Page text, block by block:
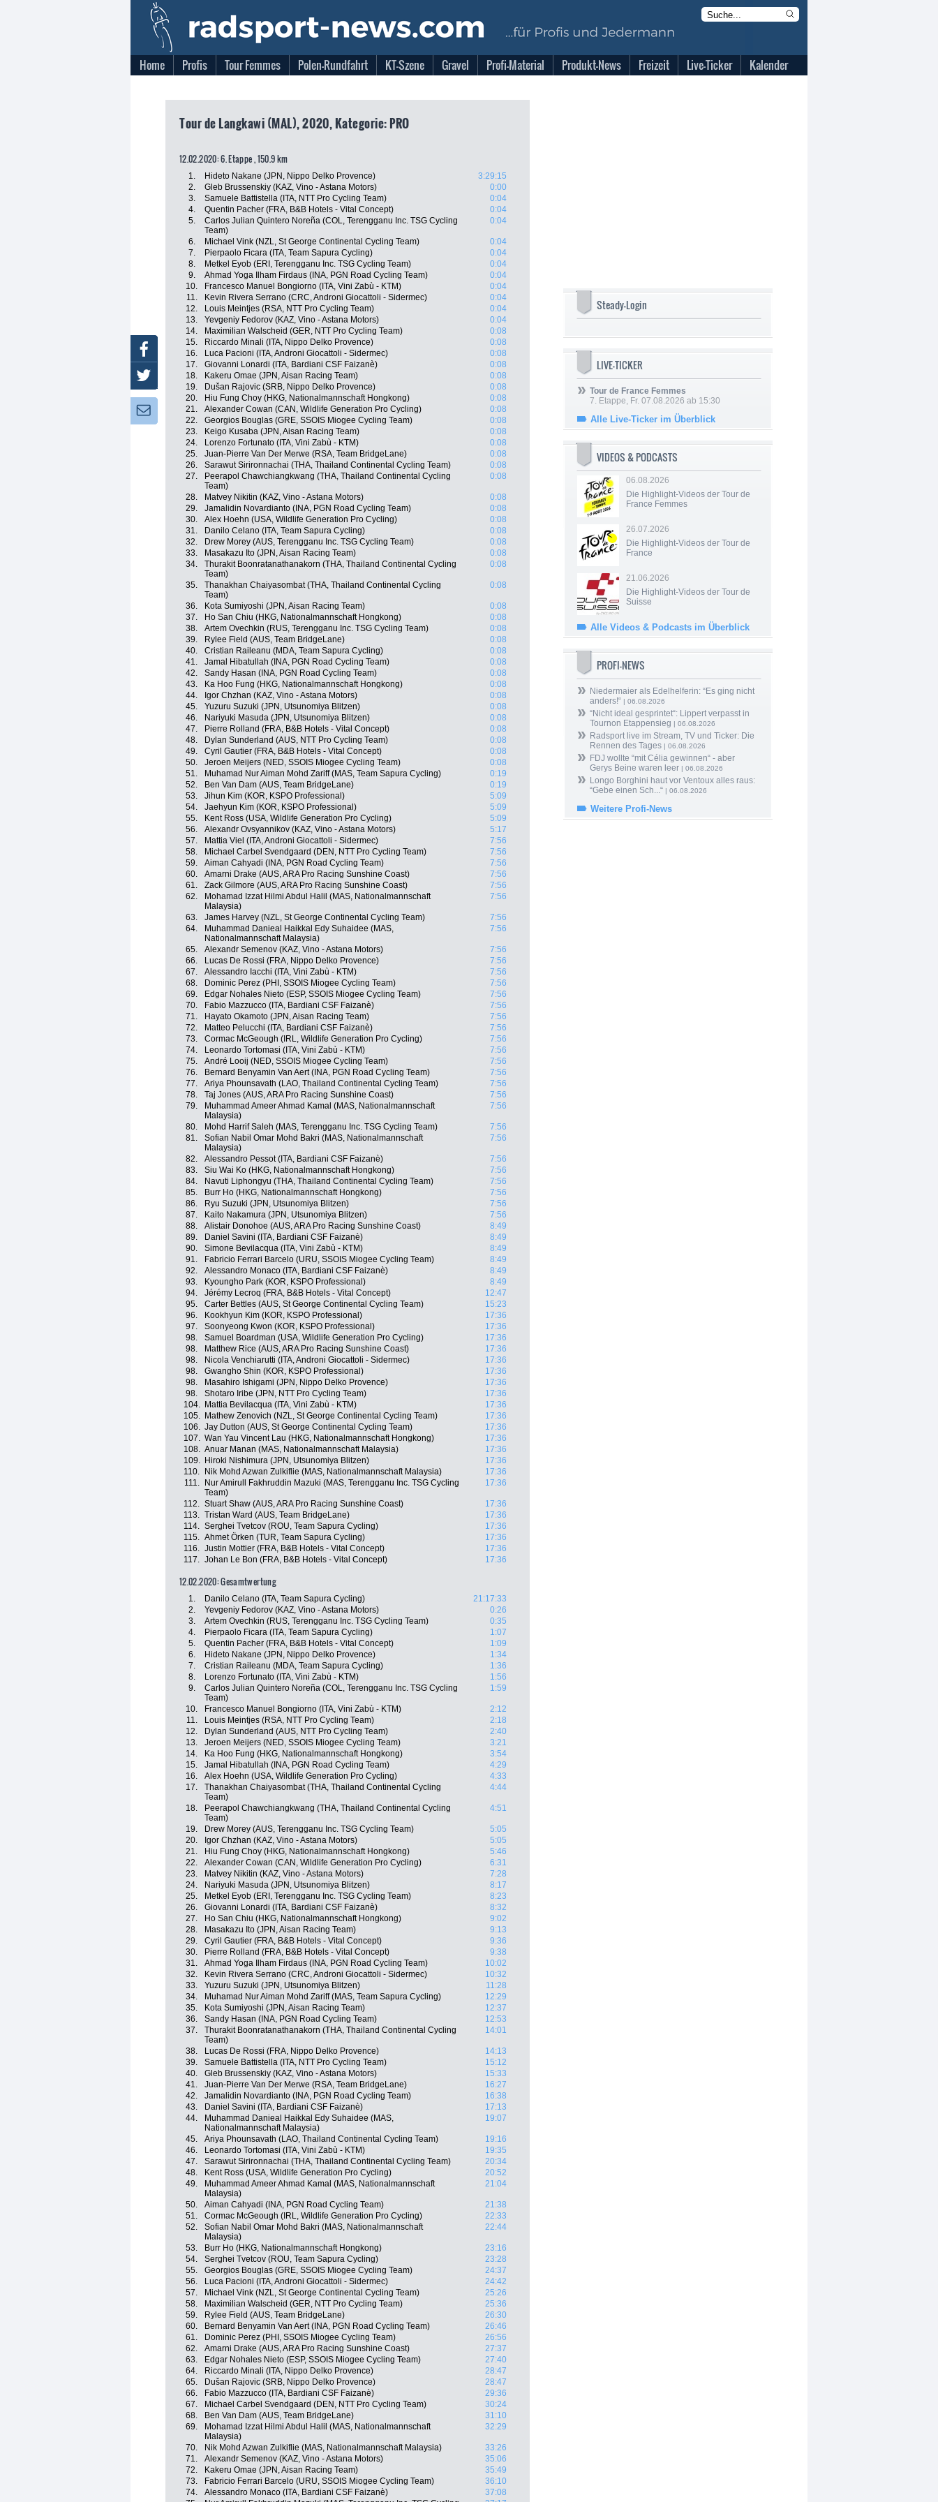
Home Profis Tour Femmes Polen-Rundfahrt KT-Szene Gravel Profi-Material Produkt-News Freizeit Live-Ticker Kalender
Tour de Langkawi (MAL), 2020, Kategorie: PRO
12.02.2020: 6. Etappe , 150.9 km
1. Hideto Nakane (JPN, Nippo Delko Provence)
3:29:15
2.
Gleb Brussenskiy (KAZ, Vino - Astana Motors)
0:00
3.
Samuele Battistella (ITA, NTT Pro Cycling Team)
0:04
4.
Quentin Pacher (FRA, B&B Hotels - Vital Concept)
0:04
5.
Carlos Julian Quintero Noreña (COL, Terengganu Inc. TSG Cycling
Team)
0:04
6. Michael Vink (NZL, St George Continental Cycling Team)
0:04
7.
Pierpaolo Ficara (ITA, Team Sapura Cycling)
0:04
8.
Metkel Eyob (ERI, Terengganu Inc. TSG Cycling Team)
0:04
9.
Ahmad Yoga Ilham Firdaus (INA, PGN Road Cycling Team)
0:04
10.
Francesco Manuel Bongiorno (ITA, Vini Zabù - KTM)
0:04
11.
Kevin Rivera Serrano (CRC, Androni Giocattoli - Sidermec)
0:04
12.
Louis Meintjes (RSA, NTT Pro Cycling Team)
0:04
13.
Yevgeniy Fedorov (KAZ, Vino - Astana Motors)
0:04
14.
Maximilian Walscheid (GER, NTT Pro Cycling Team)
0:08
15.
Riccardo Minali (ITA, Nippo Delko Provence)
0:08
16.
Luca Pacioni (ITA, Androni Giocattoli - Sidermec)
0:08
17.
Giovanni Lonardi (ITA, Bardiani CSF Faizanè)
0:08
18.
Kakeru Omae (JPN, Aisan Racing Team)
0:08
19.
Dušan Rajovic (SRB, Nippo Delko Provence)
0:08
20.
Hiu Fung Choy (HKG, Nationalmannschaft Hongkong)
0:08
21.
Alexander Cowan (CAN, Wildlife Generation Pro Cycling)
0:08
22.
Georgios Bouglas (GRE, SSOIS Miogee Cycling Team)
0:08
23.
Keigo Kusaba (JPN, Aisan Racing Team)
0:08
24.
Lorenzo Fortunato (ITA, Vini Zabù - KTM)
0:08
25.
Juan-Pierre Van Der Merwe (RSA, Team BridgeLane)
0:08
26.
Sarawut Sirironnachai (THA, Thailand Continental Cycling Team)
0:08
27.
Peerapol Chawchiangkwang (THA, Thailand Continental Cycling
Team)
0:08
28. Matvey Nikitin (KAZ, Vino - Astana Motors)
0:08
29.
Jamalidin Novardianto (INA, PGN Road Cycling Team)
0:08
30.
Alex Hoehn (USA, Wildlife Generation Pro Cycling)
0:08
31.
Danilo Celano (ITA, Team Sapura Cycling)
0:08
32.
Drew Morey (AUS, Terengganu Inc. TSG Cycling Team)
0:08
33.
Masakazu Ito (JPN, Aisan Racing Team)
0:08
34.
Thurakit Boonratanathanakorn (THA, Thailand Continental Cycling
Team)
0:08
35.
Thanakhan Chaiyasombat (THA, Thailand Continental Cycling
Team)
0:08
36. Kota Sumiyoshi (JPN, Aisan Racing Team)
0:08
37.
Ho San Chiu (HKG, Nationalmannschaft Hongkong)
0:08
38.
Artem Ovechkin (RUS, Terengganu Inc. TSG Cycling Team)
0:08
39.
Rylee Field (AUS, Team BridgeLane)
0:08
40.
Cristian Raileanu (MDA, Team Sapura Cycling)
0:08
41.
Jamal Hibatullah (INA, PGN Road Cycling Team)
0:08
42.
Sandy Hasan (INA, PGN Road Cycling Team)
0:08
43.
Ka Hoo Fung (HKG, Nationalmannschaft Hongkong)
0:08
44.
Igor Chzhan (KAZ, Vino - Astana Motors)
0:08
45.
Yuzuru Suzuki (JPN, Utsunomiya Blitzen)
0:08
46.
Nariyuki Masuda (JPN, Utsunomiya Blitzen)
0:08
47.
Pierre Rolland (FRA, B&B Hotels - Vital Concept)
0:08
48.
Dylan Sunderland (AUS, NTT Pro Cycling Team)
0:08
49.
Cyril Gautier (FRA, B&B Hotels - Vital Concept)
0:08
50.
Jeroen Meijers (NED, SSOIS Miogee Cycling Team)
0:08
51.
Muhamad Nur Aiman Mohd Zariff (MAS, Team Sapura Cycling)
0:19
52.
Ben Van Dam (AUS, Team BridgeLane)
0:19
53.
Jihun Kim (KOR, KSPO Professional)
5:09
54.
Jaehyun Kim (KOR, KSPO Professional)
5:09
55.
Kent Ross (USA, Wildlife Generation Pro Cycling)
5:09
56.
Alexandr Ovsyannikov (KAZ, Vino - Astana Motors)
5:17
57.
Mattia Viel (ITA, Androni Giocattoli - Sidermec)
7:56
58.
Michael Carbel Svendgaard (DEN, NTT Pro Cycling Team)
7:56
59.
Aiman Cahyadi (INA, PGN Road Cycling Team)
7:56
60.
Amarni Drake (AUS, ARA Pro Racing Sunshine Coast)
7:56
61.
Zack Gilmore (AUS, ARA Pro Racing Sunshine Coast)
7:56
62.
Mohamad Izzat Hilmi Abdul Halil (MAS, Nationalmannschaft
Malaysia)
7:56
63. James Harvey (NZL, St George Continental Cycling Team)
7:56
64.
Muhammad Danieal Haikkal Edy Suhaidee (MAS,
Nationalmannschaft Malaysia)
7:56
65. Alexandr Semenov (KAZ, Vino - Astana Motors)
7:56
66.
Lucas De Rossi (FRA, Nippo Delko Provence)
7:56
67.
Alessandro Iacchi (ITA, Vini Zabù - KTM)
7:56
68.
Dominic Perez (PHI, SSOIS Miogee Cycling Team)
7:56
69.
Edgar Nohales Nieto (ESP, SSOIS Miogee Cycling Team)
7:56
70.
Fabio Mazzucco (ITA, Bardiani CSF Faizanè)
7:56
71.
Hayato Okamoto (JPN, Aisan Racing Team)
7:56
72.
Matteo Pelucchi (ITA, Bardiani CSF Faizanè)
7:56
73.
Cormac McGeough (IRL, Wildlife Generation Pro Cycling)
7:56
74.
Leonardo Tortomasi (ITA, Vini Zabù - KTM)
7:56
75.
André Looij (NED, SSOIS Miogee Cycling Team)
7:56
76.
Bernard Benyamin Van Aert (INA, PGN Road Cycling Team)
7:56
77.
Ariya Phounsavath (LAO, Thailand Continental Cycling Team)
7:56
78.
Taj Jones (AUS, ARA Pro Racing Sunshine Coast)
7:56
79.
Muhammad Ameer Ahmad Kamal (MAS, Nationalmannschaft
Malaysia)
7:56
80. Mohd Harrif Saleh (MAS, Terengganu Inc. TSG Cycling Team)
7:56
81.
Sofian Nabil Omar Mohd Bakri (MAS, Nationalmannschaft
Malaysia)
7:56
82. Alessandro Pessot (ITA, Bardiani CSF Faizanè)
7:56
83.
Siu Wai Ko (HKG, Nationalmannschaft Hongkong)
7:56
84.
Navuti Liphongyu (THA, Thailand Continental Cycling Team)
7:56
85.
Burr Ho (HKG, Nationalmannschaft Hongkong)
7:56
86.
Ryu Suzuki (JPN, Utsunomiya Blitzen)
7:56
87.
Kaito Nakamura (JPN, Utsunomiya Blitzen)
7:56
88.
Alistair Donohoe (AUS, ARA Pro Racing Sunshine Coast)
8:49
89.
Daniel Savini (ITA, Bardiani CSF Faizanè)
8:49
90.
Simone Bevilacqua (ITA, Vini Zabù - KTM)
8:49
91.
Fabricio Ferrari Barcelo (URU, SSOIS Miogee Cycling Team)
8:49
92.
Alessandro Monaco (ITA, Bardiani CSF Faizanè)
8:49
93.
Kyoungho Park (KOR, KSPO Professional)
8:49
94.
Jérémy Lecroq (FRA, B&B Hotels - Vital Concept)
12:47
95.
Carter Bettles (AUS, St George Continental Cycling Team)
15:23
96.
Kookhyun Kim (KOR, KSPO Professional)
17:36
97.
Soonyeong Kwon (KOR, KSPO Professional)
17:36
98.
Samuel Boardman (USA, Wildlife Generation Pro Cycling)
17:36
98.
Matthew Rice (AUS, ARA Pro Racing Sunshine Coast)
17:36
98.
Nicola Venchiarutti (ITA, Androni Giocattoli - Sidermec)
17:36
98.
Gwangho Shin (KOR, KSPO Professional)
17:36
98.
Masahiro Ishigami (JPN, Nippo Delko Provence)
17:36
98.
Shotaro Iribe (JPN, NTT Pro Cycling Team)
17:36
104.
Mattia Bevilacqua (ITA, Vini Zabù - KTM)
17:36
105.
Mathew Zenovich (NZL, St George Continental Cycling Team)
17:36
106. Jay Dutton (AUS, St George Continental Cycling Team)
17:36
107. Wan Yau Vincent Lau (HKG, Nationalmannschaft Hongkong)
17:36
108. Anuar Manan (MAS, Nationalmannschaft Malaysia)
17:36
109.
Hiroki Nishimura (JPN, Utsunomiya Blitzen)
17:36
110.
Nik Mohd Azwan Zulkiflie (MAS, Nationalmannschaft Malaysia)
17:36
111.
Nur Amirull Fakhruddin Mazuki (MAS, Terengganu Inc. TSG Cycling
Team)
17:36
112. Stuart Shaw (AUS, ARA Pro Racing Sunshine Coast)
17:36
113. Tristan Ward (AUS, Team BridgeLane)
17:36
114. Serghei Tvetcov (ROU, Team Sapura Cycling)
17:36
115. Ahmet Örken (TUR, Team Sapura Cycling)
17:36
116. Justin Mottier (FRA, B&B Hotels - Vital Concept)
17:36
117. Johan Le Bon (FRA, B&B Hotels - Vital Concept) 17:36
12.02.2020: Gesamtwertung
1. Danilo Celano (ITA, Team Sapura Cycling)
21:17:33
2.
Yevgeniy Fedorov (KAZ, Vino - Astana Motors)
0:26
3.
Artem Ovechkin (RUS, Terengganu Inc. TSG Cycling Team)
0:35
4.
Pierpaolo Ficara (ITA, Team Sapura Cycling)
1:07
5.
Quentin Pacher (FRA, B&B Hotels - Vital Concept)
1:09
6.
Hideto Nakane (JPN, Nippo Delko Provence)
1:34
7.
Cristian Raileanu (MDA, Team Sapura Cycling)
1:36
8.
Lorenzo Fortunato (ITA, Vini Zabù - KTM)
1:56
9.
Carlos Julian Quintero Noreña (COL, Terengganu Inc. TSG Cycling
Team)
1:59
10. Francesco Manuel Bongiorno (ITA, Vini Zabù - KTM)
2:12
11.
Louis Meintjes (RSA, NTT Pro Cycling Team)
2:18
12.
Dylan Sunderland (AUS, NTT Pro Cycling Team)
2:40
13.
Jeroen Meijers (NED, SSOIS Miogee Cycling Team)
3:21
14.
Ka Hoo Fung (HKG, Nationalmannschaft Hongkong)
3:54
15.
Jamal Hibatullah (INA, PGN Road Cycling Team)
4:29
16.
Alex Hoehn (USA, Wildlife Generation Pro Cycling)
4:33
17.
Thanakhan Chaiyasombat (THA, Thailand Continental Cycling
Team)
4:44
18.
Peerapol Chawchiangkwang (THA, Thailand Continental Cycling
Team)
4:51
19. Drew Morey (AUS, Terengganu Inc. TSG Cycling Team)
5:05
20.
Igor Chzhan (KAZ, Vino - Astana Motors)
5:05
21.
Hiu Fung Choy (HKG, Nationalmannschaft Hongkong)
5:46
22.
Alexander Cowan (CAN, Wildlife Generation Pro Cycling)
6:31
23.
Matvey Nikitin (KAZ, Vino - Astana Motors)
7:28
24.
Nariyuki Masuda (JPN, Utsunomiya Blitzen)
8:17
25.
Metkel Eyob (ERI, Terengganu Inc. TSG Cycling Team)
8:23
26.
Giovanni Lonardi (ITA, Bardiani CSF Faizanè)
8:32
27.
Ho San Chiu (HKG, Nationalmannschaft Hongkong)
9:02
28.
Masakazu Ito (JPN, Aisan Racing Team)
9:13
29.
Cyril Gautier (FRA, B&B Hotels - Vital Concept)
9:36
30.
Pierre Rolland (FRA, B&B Hotels - Vital Concept)
9:38
31.
Ahmad Yoga Ilham Firdaus (INA, PGN Road Cycling Team)
10:02
32.
Kevin Rivera Serrano (CRC, Androni Giocattoli - Sidermec)
10:32
33.
Yuzuru Suzuki (JPN, Utsunomiya Blitzen)
11:28
34.
Muhamad Nur Aiman Mohd Zariff (MAS, Team Sapura Cycling)
12:29
35.
Kota Sumiyoshi (JPN, Aisan Racing Team)
12:37
36.
Sandy Hasan (INA, PGN Road Cycling Team)
12:53
37.
Thurakit Boonratanathanakorn (THA, Thailand Continental Cycling
Team)
14:01
38. Lucas De Rossi (FRA, Nippo Delko Provence)
14:13
39.
Samuele Battistella (ITA, NTT Pro Cycling Team)
15:12
40.
Gleb Brussenskiy (KAZ, Vino - Astana Motors)
15:33
41.
Juan-Pierre Van Der Merwe (RSA, Team BridgeLane)
16:27
42.
Jamalidin Novardianto (INA, PGN Road Cycling Team)
16:38
43.
Daniel Savini (ITA, Bardiani CSF Faizanè)
17:13
44.
Muhammad Danieal Haikkal Edy Suhaidee (MAS,
Nationalmannschaft Malaysia)
19:07
45. Ariya Phounsavath (LAO, Thailand Continental Cycling Team)
19:16
46.
Leonardo Tortomasi (ITA, Vini Zabù - KTM)
19:35
47.
Sarawut Sirironnachai (THA, Thailand Continental Cycling Team)
20:34
48.
Kent Ross (USA, Wildlife Generation Pro Cycling)
20:52
49.
Muhammad Ameer Ahmad Kamal (MAS, Nationalmannschaft
Malaysia)
21:04
50. Aiman Cahyadi (INA, PGN Road Cycling Team)
21:38
51.
Cormac McGeough (IRL, Wildlife Generation Pro Cycling)
22:33
52.
Sofian Nabil Omar Mohd Bakri (MAS, Nationalmannschaft
Malaysia)
22:44
53. Burr Ho (HKG, Nationalmannschaft Hongkong)
23:16
54.
Serghei Tvetcov (ROU, Team Sapura Cycling)
23:28
55.
Georgios Bouglas (GRE, SSOIS Miogee Cycling Team)
24:37
56.
Luca Pacioni (ITA, Androni Giocattoli - Sidermec)
24:42
57.
Michael Vink (NZL, St George Continental Cycling Team)
25:26
58.
Maximilian Walscheid (GER, NTT Pro Cycling Team)
25:36
59.
Rylee Field (AUS, Team BridgeLane)
26:30
60.
Bernard Benyamin Van Aert (INA, PGN Road Cycling Team)
26:46
61.
Dominic Perez (PHI, SSOIS Miogee Cycling Team)
26:56
62.
Amarni Drake (AUS, ARA Pro Racing Sunshine Coast)
27:37
63.
Edgar Nohales Nieto (ESP, SSOIS Miogee Cycling Team)
27:40
64.
Riccardo Minali (ITA, Nippo Delko Provence)
28:47
65.
Dušan Rajovic (SRB, Nippo Delko Provence)
28:47
66.
Fabio Mazzucco (ITA, Bardiani CSF Faizanè)
29:36
67.
Michael Carbel Svendgaard (DEN, NTT Pro Cycling Team)
30:24
68.
Ben Van Dam (AUS, Team BridgeLane)
31:10
69.
Mohamad Izzat Hilmi Abdul Halil (MAS, Nationalmannschaft
Malaysia)
32:29
70. Nik Mohd Azwan Zulkiflie (MAS, Nationalmannschaft Malaysia)
33:26
71.
Alexandr Semenov (KAZ, Vino - Astana Motors)
35:06
72.
Kakeru Omae (JPN, Aisan Racing Team)
35:49
73.
Fabricio Ferrari Barcelo (URU, SSOIS Miogee Cycling Team)
36:10
74.
Alessandro Monaco (ITA, Bardiani CSF Faizanè)
37:08
Steady-Login
LIVE-TICKER
Tour de France Femmes
7. Etappe, Fr. 07.08.2026 ab 15:30
Alle Live-Ticker im Überblick
VIDEOS & PODCASTS
06.08.2026
Die Highlight-Videos der Tour de
France Femmes
26.07.2026
Die Highlight-Videos der Tour de
France
21.06.2026
Die Highlight-Videos der Tour de
Suisse
Alle Videos & Podcasts im Überblick
PROFI-NEWS
Niedermaier als Edelhelferin: “Es ging nicht
anders!“ | 06.08.2026
“Nicht ideal gesprintet“: Lippert verpasst in
Tournon Etappensieg | 06.08.2026
Radsport live im Stream, TV und Ticker: Die
Rennen des Tages | 06.08.2026
FDJ wollte “mit Célia gewinnen“ - aber
Gerys Beine waren leer | 06.08.2026
Longo Borghini haut vor Ventoux alles raus:
“Gebe einen Sch...“ | 06.08.2026
Weitere Profi-News
Facebook
Twitter
Newsletter: